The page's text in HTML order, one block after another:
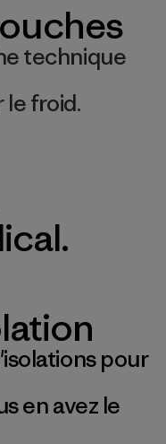
technique
froid.
pour
en avez le